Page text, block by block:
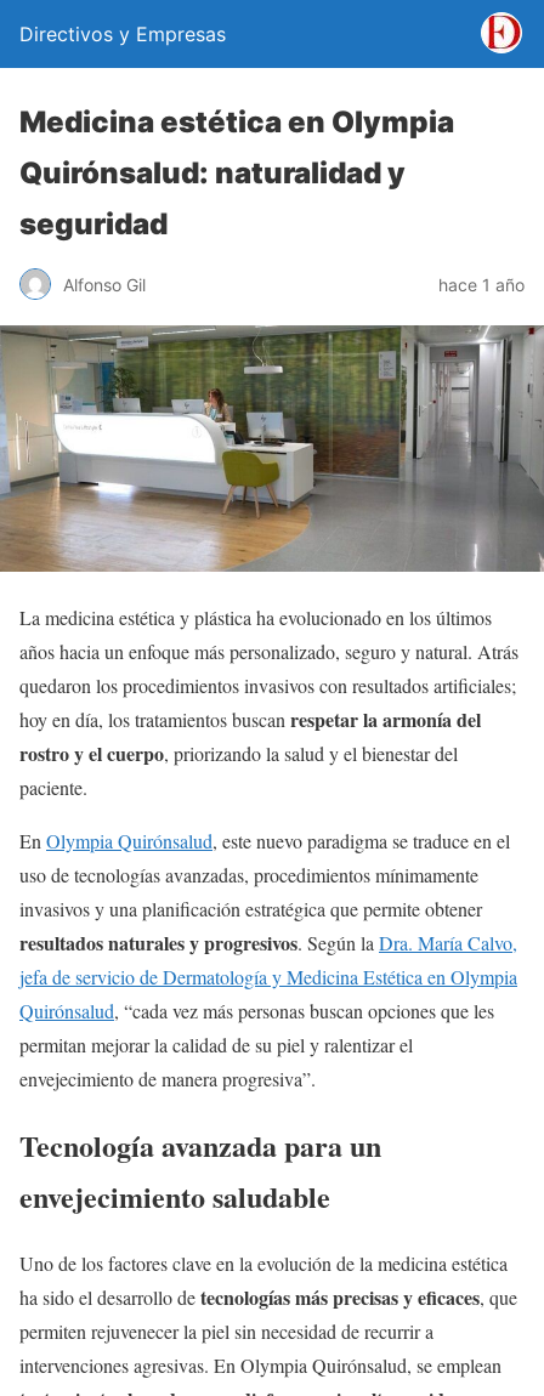
Directivos y Empresas
Medicina estética en Olympia
Quirónsalud: naturalidad y
seguridad
Alfonso Gil hace 1 año
La medicina estética y plástica ha evolucionado en los últimos
años hacia un enfoque más personalizado, seguro y natural. Atrás
quedaron los procedimientos invasivos con resultados artificiales;
hoy en día, los tratamientos buscanrespetar la armonía del
rostro y el cuerpo, priorizando la salud y el bienestar del
paciente.
EnOlympia Quirónsalud, este nuevo paradigma se traduce en el
uso de tecnologías avanzadas, procedimientos mínimamente
invasivos y una planificación estratégica que permite obtener
resultados naturales y progresivos. Según laDra. María Calvo,
jefa de servicio de Dermatología y Medicina Estética en Olympia
Quirónsalud, “cada vez más personas buscan opciones que les
permitan mejorar la calidad de su piel y ralentizar el
envejecimiento de manera progresiva”.
Tecnología avanzada para un
envejecimiento saludable
Uno de los factores clave en la evolución de la medicina estética
ha sido el desarrollo detecnologías más precisas y eficaces, que
permiten rejuvenecer la piel sin necesidad de recurrir a
intervenciones agresivas. En Olympia Quirónsalud, se emplean